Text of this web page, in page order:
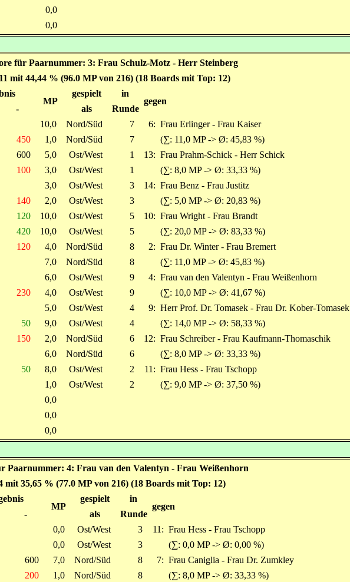
0,0
0,0
für Paarnummer: 3: Frau Schulz-Motz - Herr Steinberg
mit 44,44 % (96.0 MP von 216) (18 Boards mit Top: 12)
MP
gespielt in
gegen
- als
Runde
10,0 Nord/Süd 7 6: Frau Erlinger - Frau Kaiser
450 1,0 Nord/Süd 7
(∑: 11,0 MP -> Ø: 45,83 %)
600 5,0 Ost/West 1 13: Frau Prahm-Schick - Herr Schick
100 3,0 Ost/West 1
(∑: 8,0 MP -> Ø: 33,33 %)
3,0 Ost/West 3 14: Frau Benz - Frau Justitz
140 2,0 Ost/West 3
(∑: 5,0 MP -> Ø: 20,83 %)
120 10,0 Ost/West 5 10: Frau Wright - Frau Brandt
420 10,0 Ost/West 5
(∑: 20,0 MP -> Ø: 83,33 %)
120 4,0 Nord/Süd 8 2: Frau Dr. Winter - Frau Bremert
7,0 Nord/Süd 8
(∑: 11,0 MP -> Ø: 45,83 %)
6,0 Ost/West 9 4: Frau van den Valentyn - Frau Weißenhorn
230 4,0 Ost/West 9
(∑: 10,0 MP -> Ø: 41,67 %)
5,0 Ost/West 4 9: Herr Prof. Dr. Tomasek - Frau Dr. Kober-Tomasek
50 9,0 Ost/West 4
(∑: 14,0 MP -> Ø: 58,33 %)
150 2,0 Nord/Süd 6 12: Frau Schreiber - Frau Kaufmann-Thomaschik
6,0 Nord/Süd 6
(∑: 8,0 MP -> Ø: 33,33 %)
50 8,0 Ost/West 2 11: Frau Hess - Frau Tschopp
1,0 Ost/West 2
(∑: 9,0 MP -> Ø: 37,50 %)
0,0
0,0
0,0
Paarnummer: 4: Frau van den Valentyn - Frau Weißenhorn
mit 35,65 % (77.0 MP von 216) (18 Boards mit Top: 12)
MP
gespielt in
gegen
- als
Runde
0,0 Ost/West 3 11: Frau Hess - Frau Tschopp
0,0 Ost/West 3
(∑: 0,0 MP -> Ø: 0,00 %)
600 7,0 Nord/Süd 8 7: Frau Caniglia - Frau Dr. Zumkley
200 1,0 Nord/Süd 8
(∑: 8,0 MP -> Ø: 33,33 %)